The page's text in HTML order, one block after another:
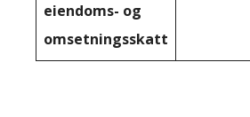
eiendoms- og
omsetningsskatt